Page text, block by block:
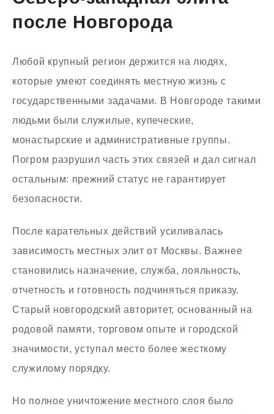
после Новгорода
Любой крупный регион держится на людях,
которые умеют соединять местную жизнь с
государственными задачами. В Новгороде такими
людьми были служилые, купеческие,
монастырские и административные группы.
Погром разрушил часть этих связей и дал сигнал
остальным: прежний статус не гарантирует
безопасности.
После карательных действий усиливалась
зависимость местных элит от Москвы. Важнее
становились назначение, служба, лояльность,
отчетность и готовность подчиняться приказу.
Старый новгородский авторитет, основанный на
родовой памяти, торговом опыте и городской
значимости, уступал место более жесткому
служилому порядку.
Но полное уничтожение местного слоя было